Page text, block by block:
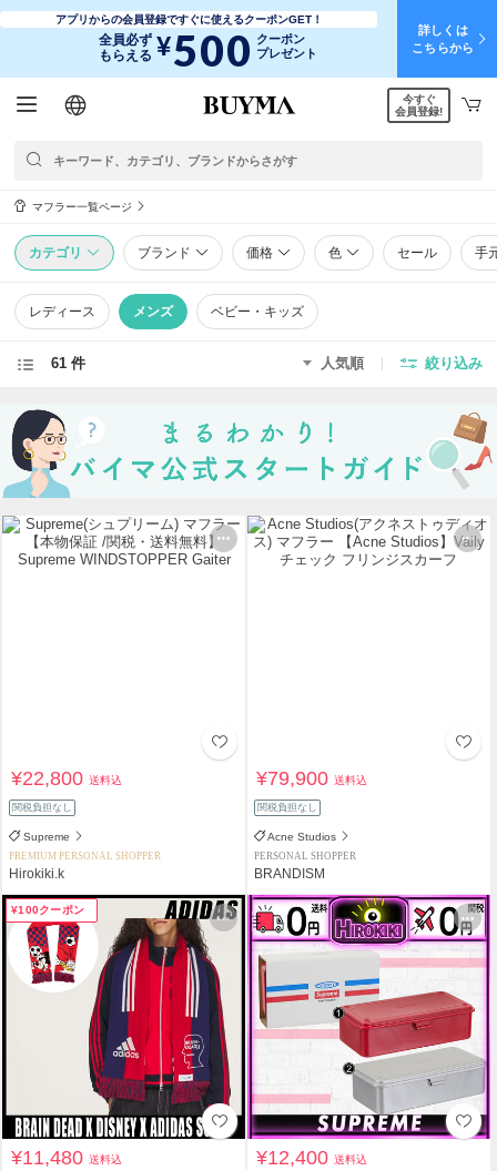
アプリからの会員登録ですぐに使えるクーポンGET！
全員必ず
もらえる ¥500 クーポン
プレゼント
詳しくは
こちらから
日本語
English
简体中文
繁體中文
今すぐ
会員登録!
マフラー一覧ページ
カテゴリ ブランド 価格 色 セール 手
レディース メンズ ベビー・キッズ
61 件 人気順 絞り込み
¥22,800送料込
関税負担なし
Supreme
PREMIUM PERSONAL SHOPPER
Hirokiki.k
¥79,900送料込
関税負担なし
Acne Studios
PERSONAL SHOPPER
BRANDISM
¥100クーポン
¥11,480送料込 ¥12,400送料込